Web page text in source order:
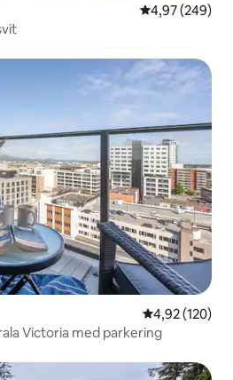
4,97 av 5 i
4,97 (249)
4,92 av 5 i
4,92 (120)
Victoria med parkering